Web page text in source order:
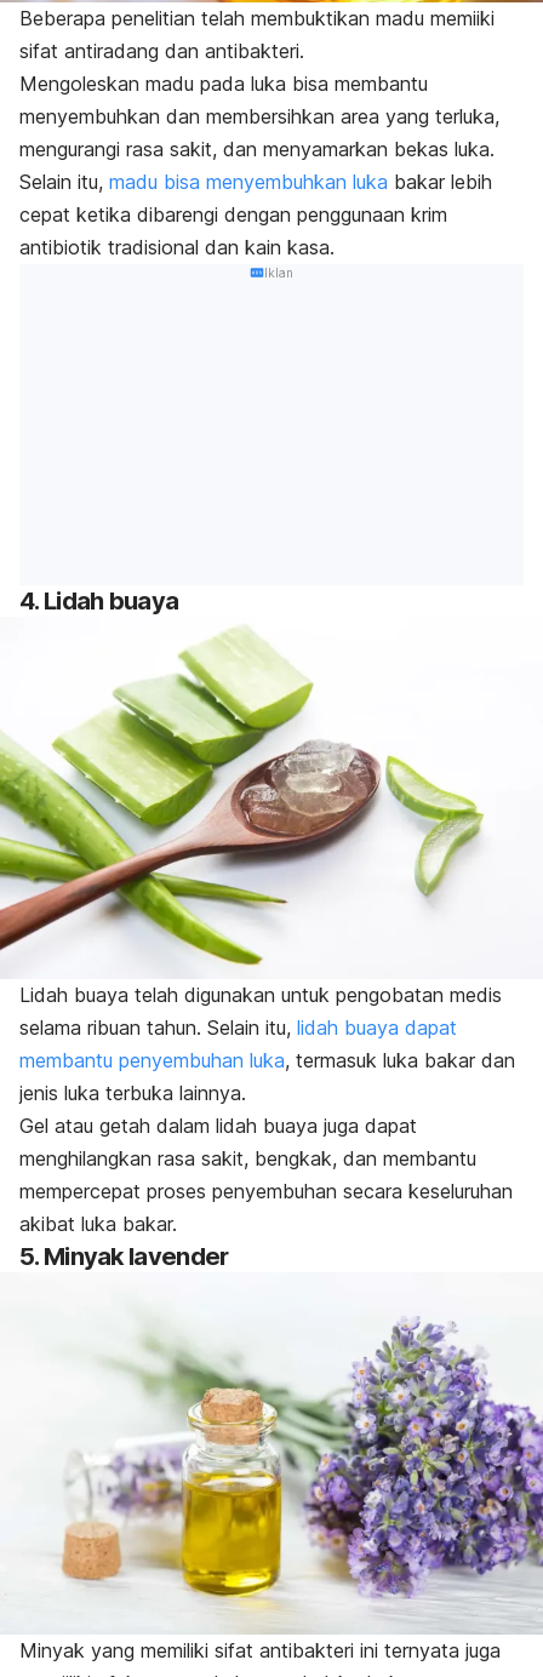
Beberapa penelitian telah membuktikan madu memiiki
sifat antiradang dan antibakteri.
Mengoleskan madu pada luka bisa membantu
menyembuhkan dan membersihkan area yang terluka,
mengurangi rasa sakit, dan menyamarkan bekas luka.
Selain itu, madu bisa menyembuhkan luka bakar lebih
cepat ketika dibarengi dengan penggunaan krim
antibiotik tradisional dan kain kasa.
Iklan
4. Lidah buaya
Lidah buaya telah digunakan untuk pengobatan medis
selama ribuan tahun. Selain itu, lidah buaya dapat
membantu penyembuhan luka, termasuk luka bakar dan
jenis luka terbuka lainnya.
Gel atau getah dalam lidah buaya juga dapat
menghilangkan rasa sakit, bengkak, dan membantu
mempercepat proses penyembuhan secara keseluruhan
akibat luka bakar.
5. Minyak lavender
Minyak yang memiliki sifat antibakteri ini ternyata juga